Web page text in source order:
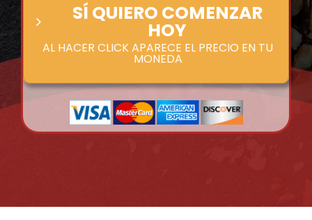
SÍ QUIERO COMENZAR
HOY
AL HACER CLICK APARECE EL PRECIO EN TU
MONEDA